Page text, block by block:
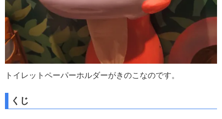
トイレットペーパーホルダーがきのこなのです。
くじ